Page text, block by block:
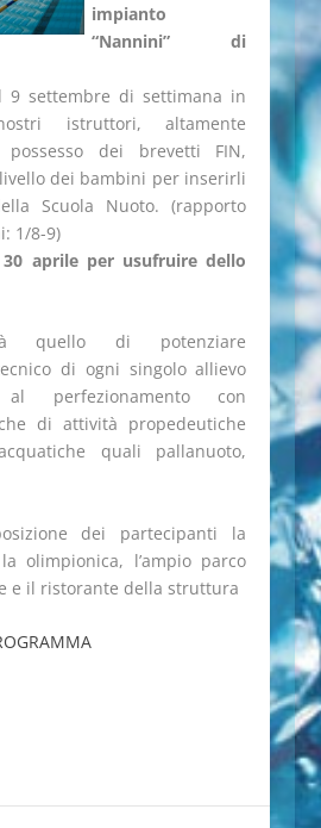
impianto
“Nannini” di
9 settembre di settimana in
istruttori, altamente
dei brevetti FIN,
dei bambini per inserirli
Scuola Nuoto. (rapporto
1/8-9)
aprile per usufruire dello
quello di potenziare
di ogni singolo allievo
al perfezionamento con
di attività propedeutiche
quali pallanuoto,
dei partecipanti la
olimpionica, l’ampio parco
e il ristorante della struttura